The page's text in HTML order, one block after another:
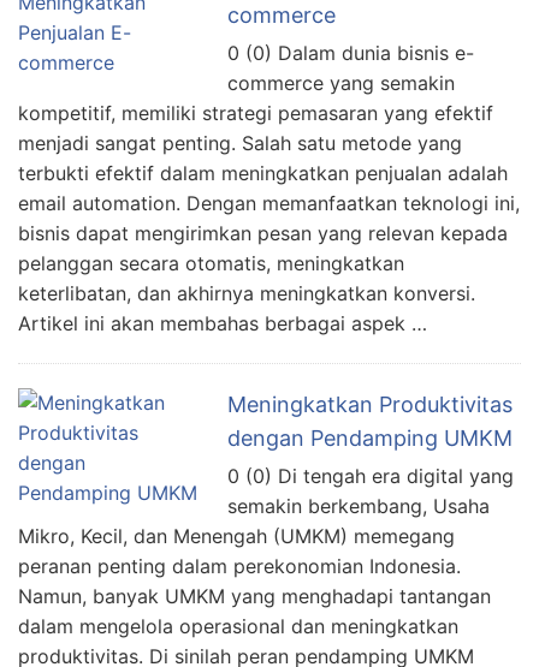
commerce
0 (0) Dalam dunia bisnis e-
commerce yang semakin
kompetitif, memiliki strategi pemasaran yang efektif
menjadi sangat penting. Salah satu metode yang
terbukti efektif dalam meningkatkan penjualan adalah
email automation. Dengan memanfaatkan teknologi ini,
bisnis dapat mengirimkan pesan yang relevan kepada
pelanggan secara otomatis, meningkatkan
keterlibatan, dan akhirnya meningkatkan konversi.
Artikel ini akan membahas berbagai aspek …
Meningkatkan Produktivitas
dengan Pendamping UMKM
0 (0) Di tengah era digital yang
semakin berkembang, Usaha
Mikro, Kecil, dan Menengah (UMKM) memegang
peranan penting dalam perekonomian Indonesia.
Namun, banyak UMKM yang menghadapi tantangan
dalam mengelola operasional dan meningkatkan
produktivitas. Di sinilah peran pendamping UMKM